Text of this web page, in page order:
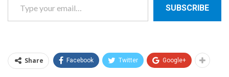
SUBSCRIBE
Share Facebook Twitter Google+